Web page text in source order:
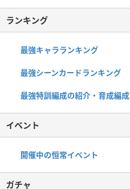
ランキング
最強キャラランキング
最強シーンカードランキング
最強特訓編成の紹介・育成編成
イベント
開催中の恒常イベント
ガチャ